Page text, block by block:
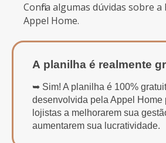
Confira algumas dúvidas sobre a
Appel Home.
A planilha é realmente
➥ Sim! A planilha é 100%
desenvolvida pela Appel Home
lojistas a melhorarem sua
aumentarem sua lucratividade.